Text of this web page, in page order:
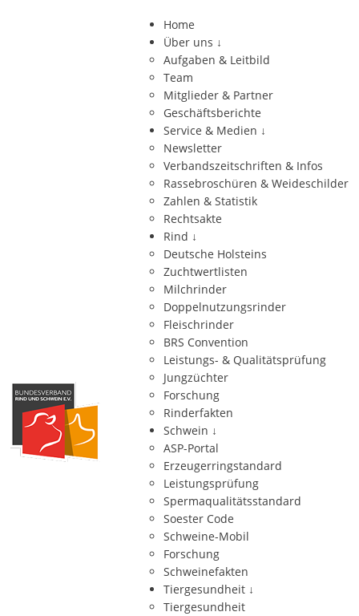
Home
Über uns ↓
Aufgaben & Leitbild
Team
Mitglieder & Partner
Geschäftsberichte
Service & Medien ↓
Newsletter
Verbandszeitschriften & Infos
Rassebroschüren & Weideschilder
Zahlen & Statistik
Rechtsakte
Rind ↓
Deutsche Holsteins
Zuchtwertlisten
Milchrinder
Doppelnutzungsrinder
Fleischrinder
BRS Convention
Leistungs- & Qualitätsprüfung
Jungzüchter
Forschung
Rinderfakten
Schwein ↓
ASP-Portal
Erzeugerringstandard
Leistungsprüfung
Spermaqualitätsstandard
Soester Code
Schweine-Mobil
Forschung
Schweinefakten
Tiergesundheit ↓
Tiergesundheit